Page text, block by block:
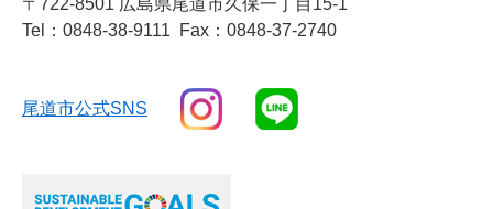
〒722-8501 広島県尾道市久保一丁目15-1
Tel：0848-38-9111 Fax：0848-37-2740
尾道市公式SNS